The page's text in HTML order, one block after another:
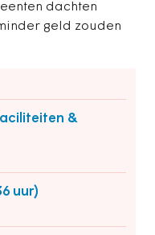
dachten
geld zouden
&
uur)